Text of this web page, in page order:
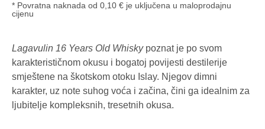
* Povratna naknada od 0,10 € je uključena u maloprodajnu
cijenu
Lagavulin 16 Years Old Whiskypoznat je po svom
karakterističnom okusu i bogatoj povijesti destilerije
smještene na škotskom otoku Islay. Njegov dimni
karakter, uz note suhog voća i začina, čini ga idealnim za
ljubitelje kompleksnih, tresetnih okusa.